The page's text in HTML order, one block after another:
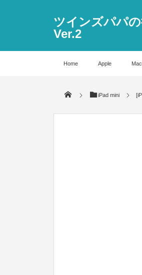
ツインズパパ
Ver.2
Home Apple Mac
iPad mini